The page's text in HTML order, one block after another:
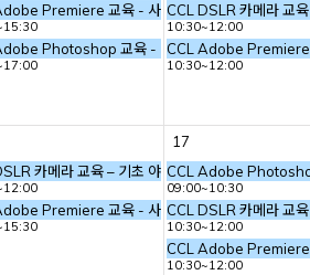
진의 기본 요소, 카메라의 기본 구조)
업
Premiere 교육 - 사진 스틸 작업
Photoshop 교육 - 기본 툴 익히기 (초급)
CCL DSLR 카메라 교
10:30~12:00
CCL Adobe Premiere
10:30~12:00
진의 기본 요소, 카메라의 기본 구조)
진의 기본 요소, 카메라의 기본 구조)
카메라 교육 – 기초 야외 촬영 (사진의 기본 요소
Premiere 교육 - 사진 스틸 작업
17
CCL Adobe
09:00~10:30
CCL DSLR 카메라 교
10:30~12:00
CCL Adobe Premiere
10:30~12:00